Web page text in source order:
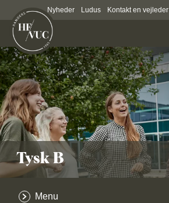
Nyheder Ludus Kontakt en vejleder
Tysk B
Menu